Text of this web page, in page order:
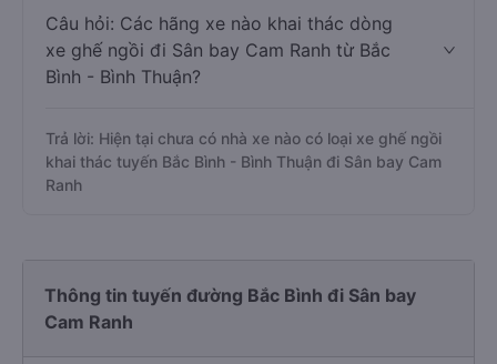
Câu hỏi: Các hãng xe nào khai thác dòng
xe ghế ngồi đi Sân bay Cam Ranh từ Bắc
Bình - Bình Thuận?
Trả lời: Hiện tại chưa có nhà xe nào có loại xe ghế ngồi
khai thác tuyến Bắc Bình - Bình Thuận đi Sân bay Cam
Ranh
Thông tin tuyến đường Bắc Bình đi Sân bay
Cam Ranh